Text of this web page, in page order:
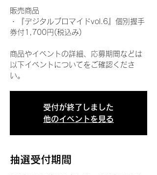
販売商品
・『デジタルブロマイドvol.6』個別握手
券付1,700円(税込み)
商品やイベントの詳細、応募期間などは
以下イベントについてをご確認くださ
い。
受付が終了しました
他のイベントを見る
抽選受付期間